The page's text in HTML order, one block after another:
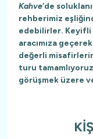
Kahve‘de
rehberimiz
edebilirler. Keyifli
aracımıza
değerli
turu
görüşmek üzere